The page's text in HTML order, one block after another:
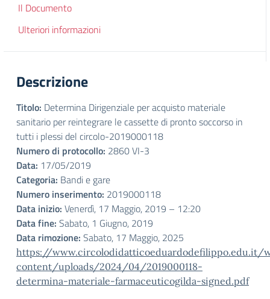
Il Documento
Ulteriori informazioni
Descrizione
Titolo: Determina Dirigenziale per acquisto materiale
sanitario per reintegrare le cassette di pronto soccorso in
tutti i plessi del circolo-2019000118
Numero di protocollo: 2860 VI-3
Data: 17/05/2019
Categoria: Bandi e gare
Numero inserimento: 2019000118
Data inizio: Venerdì, 17 Maggio, 2019 – 12:20
Data fine: Sabato, 1 Giugno, 2019
Data rimozione: Sabato, 17 Maggio, 2025
https://www.circolodidatticoeduardodefilippo.edu.it/
content/uploads/2024/04/2019000118-
determina-materiale-farmaceuticogilda-signed.pdf